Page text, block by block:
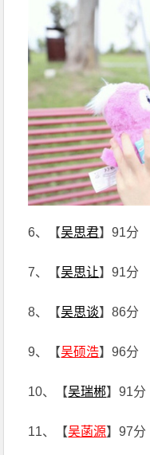
6、【吴思君】91分
7、【吴思让】91分
8、【吴思谈】86分
9、【吴硕浩】96分
10、【吴瑞郴】91分
11、【吴菡源】97分